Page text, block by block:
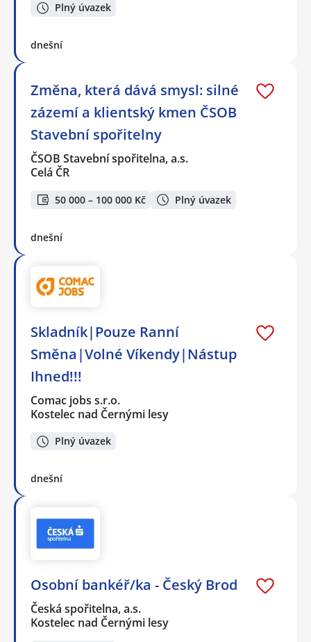
Plný úvazek
dnešní
Změna, která dává smysl: silné
zázemí a klientský kmen ČSOB
Stavební spořitelny
ČSOB Stavební spořitelna, a.s.
Celá ČR
50 000 – 100 000 Kč Plný úvazek
dnešní
Skladník|Pouze Ranní
Směna|Volné Víkendy|Nástup
Ihned!!!
Comac jobs s.r.o.
Kostelec nad Černými lesy
Plný úvazek
dnešní
Osobní bankéř/ka - Český Brod
Česká spořitelna, a.s.
Kostelec nad Černými lesy